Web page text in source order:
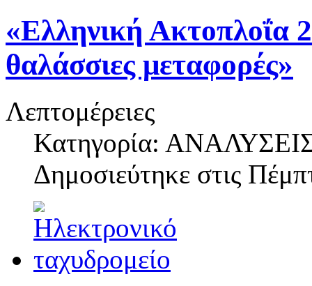
«Ελληνική Ακτοπλοΐα
θαλάσσιες μεταφορές»
Λεπτομέρειες
Κατηγορία:
Δημοσιεύτηκε στις